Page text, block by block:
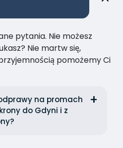
pytania. Nie możesz
Nie martw się,
pomożemy Ci
na promach
do Gdyni i z